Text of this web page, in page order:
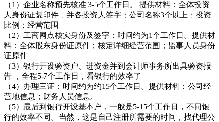
（1）企业名称预先核准 3-5个工作日。 提供材料：全体投资
人身份证复印件，并各投资人签字；公司名称3个以上；投资
比例；经营范围
（2）工商网点核实身份及签字：时间约为1个工作日。提供材
料：全体股东身份证原件；核定详细经营范围；监事人员身份
证原件
（3）银行开设验资户、进资金并到会计师事务所出具验资报
告 ，全程5-7个工作日，看银行的效率了
（4）办理三证：时间约为约15个工作日。提供材料：公司经
营地信息；财务人员信息。
（5）最后到银行开设基本户，一般是5-15个工作日，不同银
行的效率不同。当然，这是自己注册所需要的时间，找代理公